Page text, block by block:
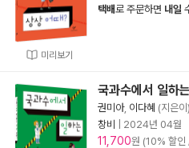
미리보기
택배로 주문하면 내일
국과수에서 일하
권미아, 이다혜 (지은이)
창비
2024년 04월
11,700원 (10% 할